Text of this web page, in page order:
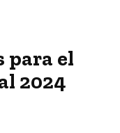
para el
2024